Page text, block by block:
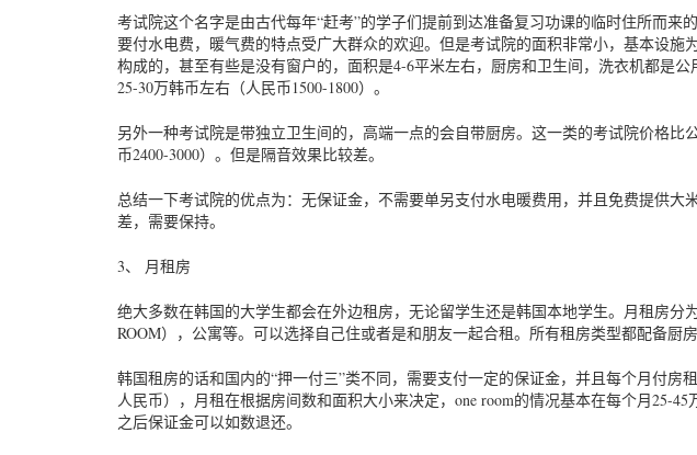
考试院这个名字是由古代每年“赶考”的学子们提前到达准备复习功课的临时住所而来
要付水电费，暖气费的特点受广大群众的欢迎。但是考试院的面积非常小，基本设施
构成的，甚至有些是没有窗户的，面积是4-6平米左右，厨房和卫生间，洗衣机都是
25-30万韩币左右（人民币1500-1800）。
另外一种考试院是带独立卫生间的，高端一点的会自带厨房。这一类的考试院价格比
币2400-3000）。但是隔音效果比较差。
总结一下考试院的优点为：无保证金，不需要单另支付水电暖费用，并且免费提供大
差，需要保持。
3、 月租房
绝大多数在韩国的大学生都会在外边租房，无论留学生还是韩国本地学生。月租房分
ROOM），公寓等。可以选择自己住或者是和朋友一起合租。所有租房类型都配备厨房
韩国租房的话和国内的“押一付三”类不同，需要支付一定的保证金，并且每个月付房
人民币），月租在根据房间数和面积大小来决定，one room的情况基本在每个月25-
之后保证金可以如数退还。